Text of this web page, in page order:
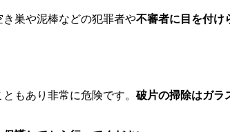
き巣や泥棒などの犯罪者や不審者に目を付け
もあり非常に危険です。 破片の掃除はガラ